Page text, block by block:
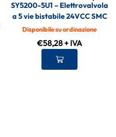
SY5200-5U1 – Elettrovalvola
a 5 vie bistabile 24VCC SMC
Disponibile su ordinazione
€58,28 + IVA